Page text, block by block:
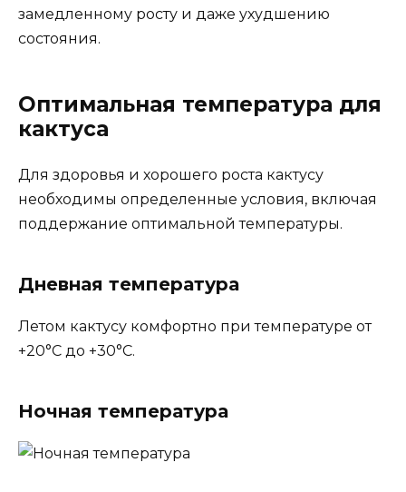
замедленному росту и даже ухудшению
состояния.
Оптимальная температура для
кактуса
Для здоровья и хорошего роста кактусу
необходимы определенные условия, включая
поддержание оптимальной температуры.
Дневная температура
Летом кактусу комфортно при температуре от
+20°C до +30°C.
Ночная температура